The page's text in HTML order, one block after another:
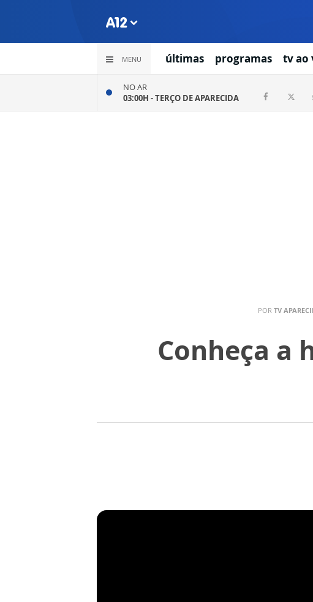
MENU últimas programas tv ao
NO AR
03:00H -TERÇO DE APARECIDA
POR TV
Conheça a